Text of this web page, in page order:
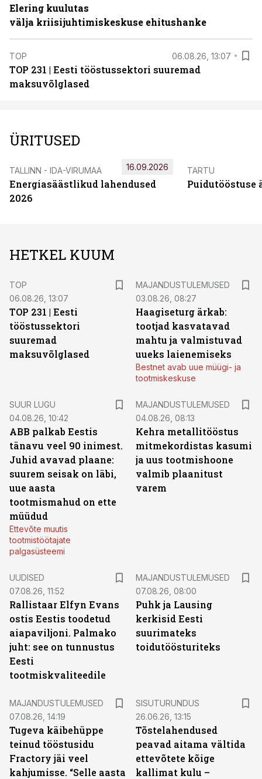
Elering kuulutas
välja kriisijuhtimiskeskuse ehitushanke
TOP 06.08.26, 13:07
TOP 231 | Eesti tööstussektori suuremad
maksuvõlglased
ÜRITUSED
TALLINN - IDA-VIRUMAA
Energiasäästlikud lahendused
2026
16.09.2026 TARTU
Puidutööstuse
HETKEL KUUM
TOP
06.08.26, 13:07
TOP 231 | Eesti
tööstussektori
suuremad
maksuvõlglased
MAJANDUSTULEMUSED
03.08.26, 08:27
Haagiseturg ärkab:
tootjad kasvatavad
mahtu ja valmistuvad
uueks laienemiseks
Bestnet avab uue müügi- ja
tootmiskeskuse
SUUR LUGU
04.08.26, 10:42
ABB palkab Eestis
tänavu veel 90 inimest.
Juhid avavad plaane:
suurem seisak on läbi,
uue aasta
tootmismahud on ette
müüdud
Ettevõte muutis
tootmistöötajate
palgasüsteemi
MAJANDUSTULEMUSED
04.08.26, 08:13
Kehra metallitööstus
mitmekordistas kasumi
ja uus tootmishoone
valmib plaanitust
varem
UUDISED
07.08.26, 11:52
Rallistaar Elfyn Evans
ostis Eestis toodetud
aiapaviljoni. Palmako
juht: see on tunnustus
Eesti
tootmiskvaliteedile
MAJANDUSTULEMUSED
07.08.26, 08:00
Puhk ja Lausing
kerkisid Eesti
suurimateks
toidutöösturiteks
MAJANDUSTULEMUSED
07.08.26, 14:19
Tugeva käibehüppe
teinud tööstusidu
Fractory jäi veel
kahjumisse. “Selle aasta
SISUTURUNDUS
26.06.26, 13:15
Tõstelahendused
peavad aitama vältida
ettevõtete kõige
kallimat kulu –